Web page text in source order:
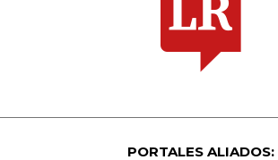
PORTALES ALIADOS: